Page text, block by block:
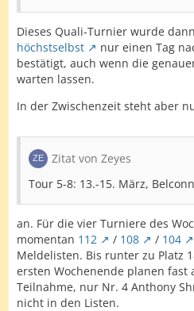
Dieses Quali-Turnier wurde
höchstselbst
nur einen Tag
bestätigt, auch wenn die
warten lassen.
In der Zwischenzeit steht aber
Zitat von Zeyes
Tour 5-8: 13.-15. März,
an. Für die vier Turniere des
momentan 112 / 108 / 104
Meldelisten. Bis runter zu Platz
ersten Wochenende planen fast
Teilnahme, nur Nr. 4 Anthony
nicht in den Listen.